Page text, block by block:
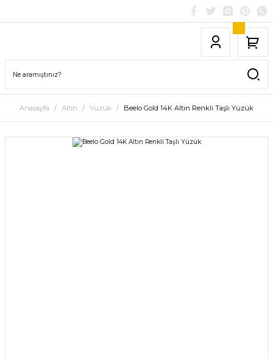
Anasayfa Altın Yüzük Beelo Gold 14K Altın Renkli Taşlı Yüzük